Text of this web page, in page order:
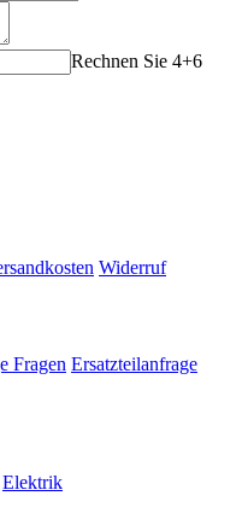
Rechnen Sie 4+6
Widerruf
Fragen Ersatzteilanfrage
Elektrik